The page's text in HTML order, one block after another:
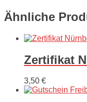
Ähnliche
Zertifikat
3,50 €